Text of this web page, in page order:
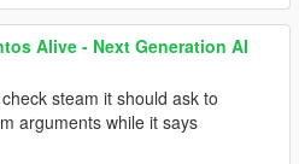
Alive - Next Generation AI
check steam it should ask to
arguments while it says